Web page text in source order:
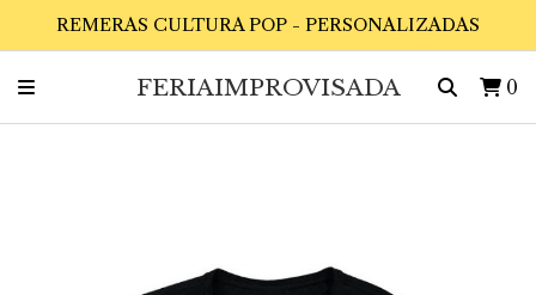
REMERAS CULTURA POP - PERSONALIZADAS
FERIAIMPROVISADA 0